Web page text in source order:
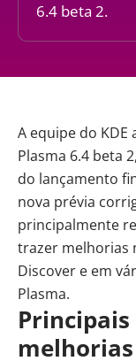
6.4 beta 2.
A equipe do KDE
Plasma 6.4 beta
do lançamento
nova prévia
principalmente
trazer melhorias
Discover e em
Plasma.
melhorias